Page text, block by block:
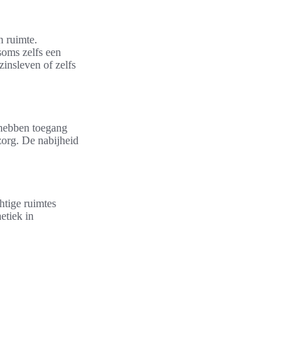
ruimte.
zelfs een
of zelfs
toegang
De nabijheid
ruimtes
in